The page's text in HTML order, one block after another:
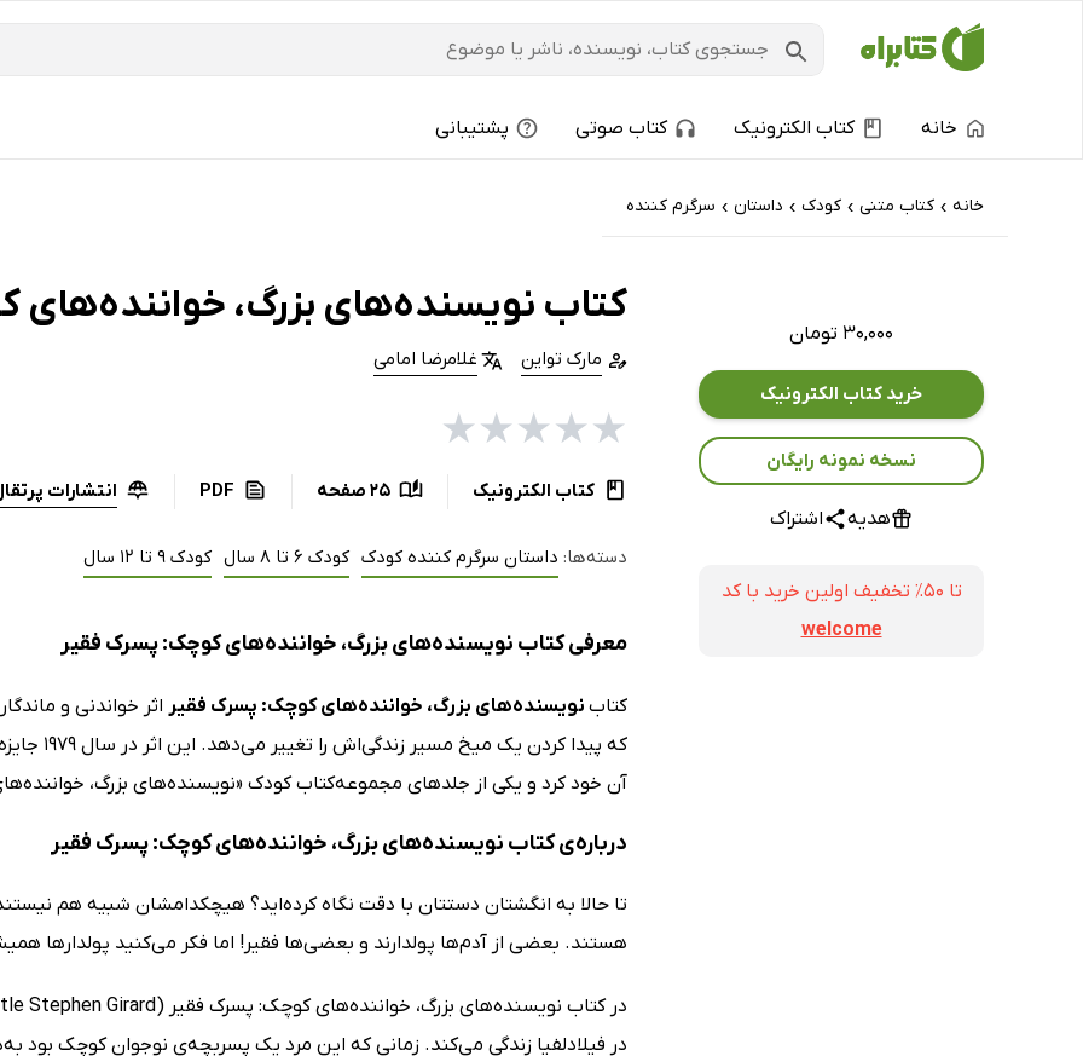
خانه کتاب الکترونیک کتاب صوتی پشتیبانی
خانه › کتاب‌ متنی › کودک › داستان › سرگرم کننده
۳۰,۰۰۰ تومان
خرید کتاب الکترونیک
نسخه نمونه رایگان
هدیه اشتراک
تا ۵۰٪ تخفیف اولین خرید با کد
welcome
کتاب نویسنده‌های بزرگ،
مارک تواین غلامرضا امامی
★
★
★
★
★
کتاب الکترونیک 25 صفحه PDF انتشارات
دسته‌ها: داستان سرگرم کننده کودک کودک 6 تا 8 سال کودک 9 تا 12 سال
معرفی کتاب نویسنده‌های بزرگ، خواننده‌های کوچک: پسرک فقیر
کتاب نویسنده‌های بزرگ، خواننده‌های کوچک: پسرک فقیر اثر خواندنی و
که پیدا
آن خود کرد و یکی از جلدهای مجموعه‌کتاب کودک «نویسنده‌های بزرگ،
درباره‌ی کتاب نویسنده‌های بزرگ، خواننده‌های کوچک: پسرک فقیر
تا حالا به انگشتان دستتان با دقت نگاه کرده‌اید؟ هیچکدامشان شبیه هم
هستند. بعضی از آدم‌ها پولدارند و بعضی‌ها فقیر! اما فکر می‌کنید پولدارها
در فیلادلفیا زندگی می‌کند. زمانی که این مرد یک پسربچه‌ی نوجوان کوچک بود